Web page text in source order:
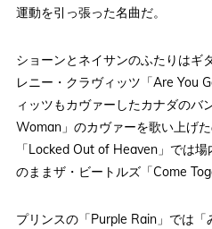
運動を引っ張った名曲だ。
ショーンとネイサンのふたりはギ
レニー・クラヴィッツ「Are You
ィッツもカヴァーしたカナダのバ
Woman」のカヴァーを歌い上げ
「Locked Out of Heaven」では
のままザ・ビートルズ「Come
プリンスの「Purple Rain」では「